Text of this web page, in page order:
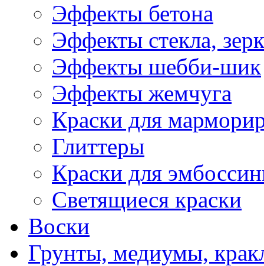
Эффекты бетона
Эффекты стекла,
Эффекты шебби-шик
Эффекты жемчуга
Краски для
Глиттеры
Краски для
Светящиеся краски
Воски
Грунты, медиумы,